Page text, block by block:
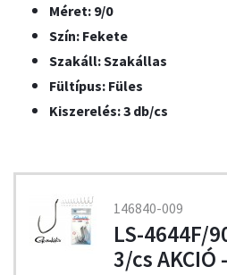
Méret: 9/0
Szín: Fekete
Szakáll: Szakállas
Fültípus: Füles
Kiszerelés: 3 db/cs
146840-009
LS-4644F/
3/cs AKCIÓ